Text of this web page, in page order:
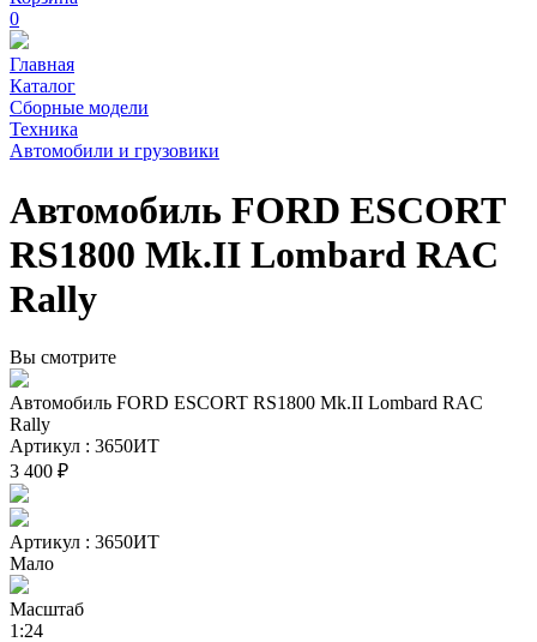
0
Главная
Каталог
Сборные модели
Техника
Автомобили и грузовики
Автомобиль FORD ESCORT
RS1800 Mk.II Lombard RAC
Rally
Вы смотрите
Автомобиль FORD ESCORT RS1800 Mk.II Lombard RAC
Rally
Артикул : 3650ИТ
3 400 ₽
Артикул : 3650ИТ
Мало
Масштаб
1:24